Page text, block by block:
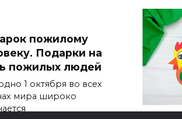
пожилому
Подарки на
пожилых людей
1 октября во всех
мира широко